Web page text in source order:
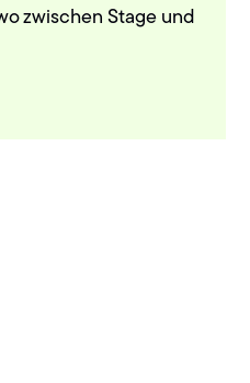
zwischen Stage und